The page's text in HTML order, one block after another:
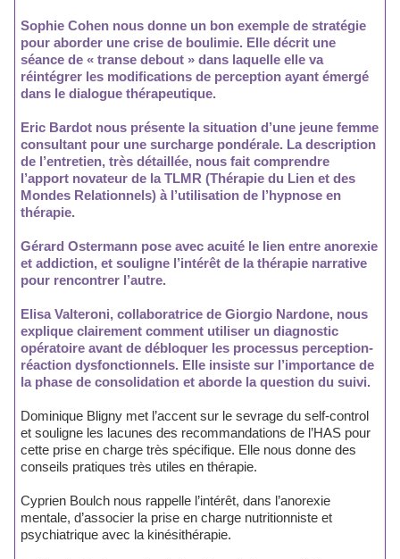
Sophie Cohen nous donne un bon exemple de stratégie
pour aborder une crise de boulimie. Elle décrit une
séance de « transe debout » dans laquelle elle va
réintégrer les modifications de perception ayant émergé
dans le dialogue thérapeutique.
Eric Bardot nous présente la situation d’une jeune femme
consultant pour une surcharge pondérale. La description
de l’entretien, très détaillée, nous fait comprendre
l’apport novateur de la TLMR (Thérapie du Lien et des
Mondes Relationnels) à l’utilisation de l’hypnose en
thérapie.
Gérard Ostermann pose avec acuité le lien entre anorexie
et addiction, et souligne l’intérêt de la thérapie narrative
pour rencontrer l’autre.
Elisa Valteroni, collaboratrice de Giorgio Nardone, nous
explique clairement comment utiliser un diagnostic
opératoire avant de débloquer les processus perception-
réaction dysfonctionnels. Elle insiste sur l’importance de
la phase de consolidation et aborde la question du suivi.
Dominique Bligny met l’accent sur le sevrage du self-control
et souligne les lacunes des recommandations de l’HAS pour
cette prise en charge très spécifique. Elle nous donne des
conseils pratiques très utiles en thérapie.
Cyprien Boulch nous rappelle l’intérêt, dans l’anorexie
mentale, d’associer la prise en charge nutritionniste et
psychiatrique avec la kinésithérapie.